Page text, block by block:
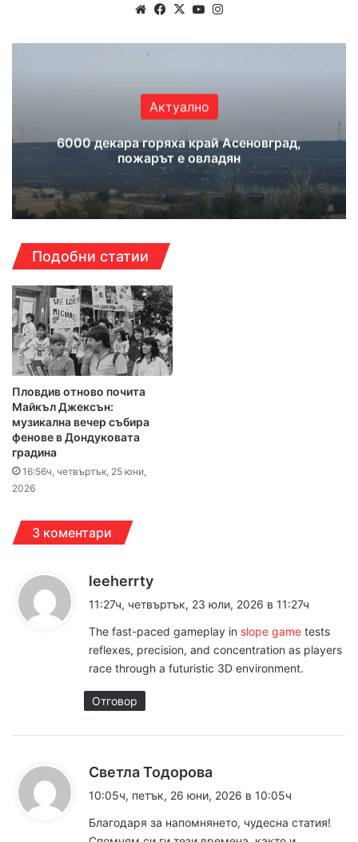
We
te
Fa
bo
X
Yo
ub ra
Актуално
6000 декара горяха край Асеновград,
пожарът е овладян
Подобни статии
Пловдив отново почита
Майкъл Джексън:
музикална вечер събира
фенове в Дондуковата
градина
16:56ч, четвъртък, 25 юни,
2026
3 коментари
leeherrty
а
:
11:27ч, четвъртък, 23 юли, 2026 в 11:27ч
The fast-paced gameplay in slope game tests
reflexes, precision, and concentration as players
race through a futuristic 3D environment.
Отговор
Светла Тодорова
а
а
10:05ч, петък, 26 юни, 2026 в 10:05ч
Благодаря за напомнянето, чудесна статия!